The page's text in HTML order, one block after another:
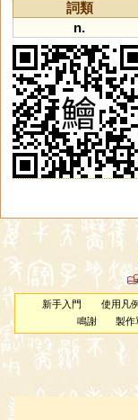
詞類
n.
新手入門 使用凡例
鳴謝
製作